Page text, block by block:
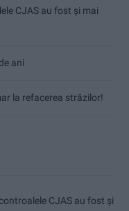
CJAS au fost și mai
ani
la refacerea străzilor!
CJAS au fost și